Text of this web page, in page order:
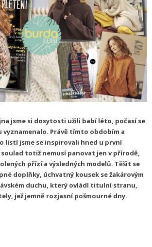
jsme si dosytosti užili babí léto, počasí se
Právě tímto obdobím a
listí jsme se inspirovali hned u první
totiž nemusí panovat jen v přírodě,
přízí a výsledných modelů. Těšit se
doplňky, úchvatný kousek se žakárovým
duchu, který ovládl titulní stranu,
jež jemně rozjasní pošmourné dny.